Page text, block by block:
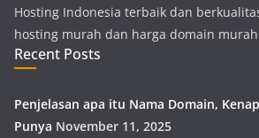
Hosting Indonesia terbaik dan
hosting murah dan harga domain
Recent Posts
Penjelasan apa itu Nama Domain,
Punya November 11, 2025